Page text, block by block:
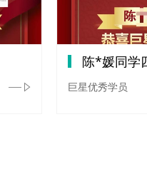
陈*媛同学
巨星优秀学员